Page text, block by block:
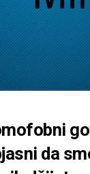
da